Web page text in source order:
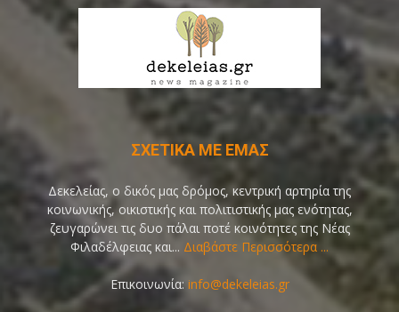
ΣΧΕΤΙΚΑ ΜΕ ΕΜΑΣ
Δεκελείας, ο δικός μας δρόμος, κεντρική αρτηρία της
κοινωνικής, οικιστικής και πολιτιστικής μας ενότητας,
ζευγαρώνει τις δυο πάλαι ποτέ κοινότητες της Νέας
Φιλαδέλφειας και... Διαβάστε Περισσότερα ...
Επικοινωνία: info@dekeleias.gr